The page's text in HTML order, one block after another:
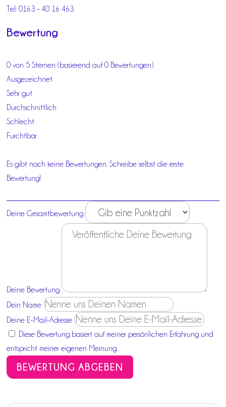
Tel: 0163 – 40 16 463
Bewertung
0 von 5 Sternen (basierend auf 0 Bewertungen)
Ausgezeichnet
Sehr gut
Durchschnittlich
Schlecht
Furchtbar
Es gibt noch keine Bewertungen. Schreibe selbst die erste
Bewertung!
Deine Gesamtbewertung
Deine Bewertung
Dein Name
Deine E-Mail-Adresse
Diese Bewertung basiert auf meiner persönlichen Erfahrung und
entspricht meiner eigenen Meinung.
BEWERTUNG ABGEBEN